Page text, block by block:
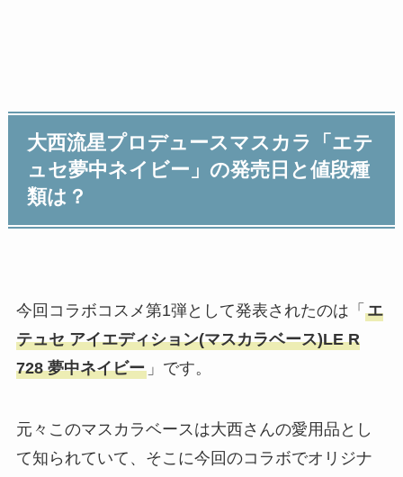
大西流星プロデュースマスカラ「エテ
ュセ夢中ネイビー」の発売日と値段種
類は？
今回コラボコスメ第1弾として発表されたのは「 エ
テュセ アイエディション(マスカラベース)LE R
728 夢中ネイビー」です。
元々このマスカラベースは大西さんの愛用品とし
て知られていて、そこに今回のコラボでオリジナ